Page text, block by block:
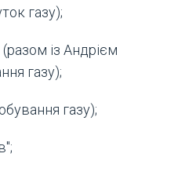
газу);
із Андрієм
газу);
газу);